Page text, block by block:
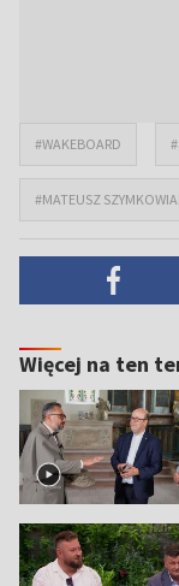
#WAKEBOARD
#MATEUSZ
Więcej na ten